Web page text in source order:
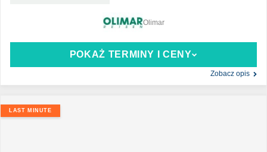
POKAŻ TERMINY I CENY
Zobacz opis
Olimar
LAST MINUTE